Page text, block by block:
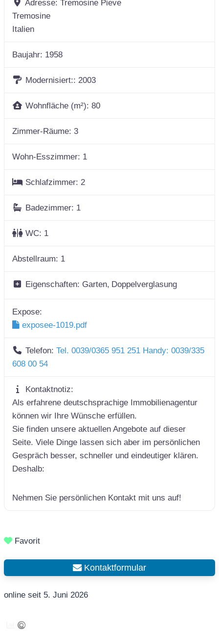
Adresse: Tremosine Pieve
Tremosine
Italien
Baujahr: 1958
Modernisiert:: 2003
Wohnfläche (m²): 80
Zimmer-Räume: 3
Wohn-Esszimmer: 1
Schlafzimmer: 2
Badezimmer: 1
WC: 1
Abstellraum: 1
Eigenschaften: Garten, Doppelverglasung
Expose:
exposee-1019.pdf
Telefon: Tel. 0039/0365 951 251 Handy: 0039/335
608 00 54
Kontaktnotiz:
Als erfahrene deutschsprachige Immobilienagentur
können wir Ihre Wünsche erfüllen.
Sie finden unsere aktuellen Angebote auf dieser
Seite. Viele Dinge lassen sich aber im persönlichen
Gespräch besser, schneller und eindeutiger klären.
Deshalb:
Nehmen Sie persönlichen Kontakt mit uns auf!
Favorit
Kontaktformular
online seit 5. Juni 2026